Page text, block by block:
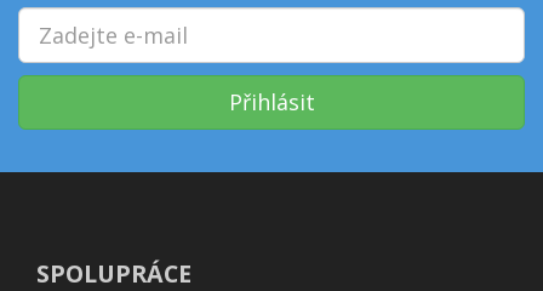
Přihlásit
SPOLUPRÁCE